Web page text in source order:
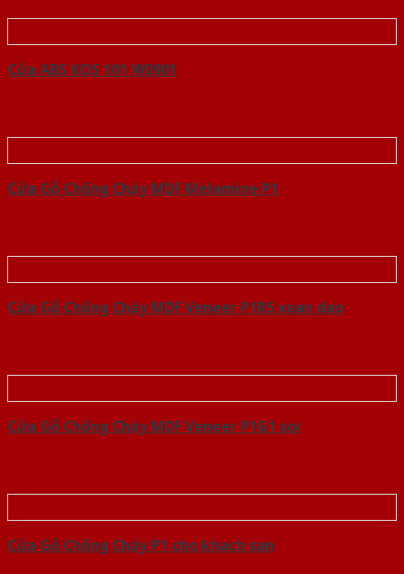
Cửa ABS KOS 101 W0901
Cửa Gỗ Chống Cháy MDF Melamine P1
Cửa Gỗ Chống Cháy MDF Veneer P1R5 xoan dao
Cửa Gỗ Chống Cháy MDF Veneer P1G1 soi
Cửa Gỗ Chống Cháy P1 cho khach san